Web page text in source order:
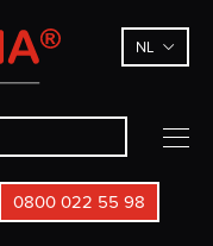
NL
0800 022 55 98